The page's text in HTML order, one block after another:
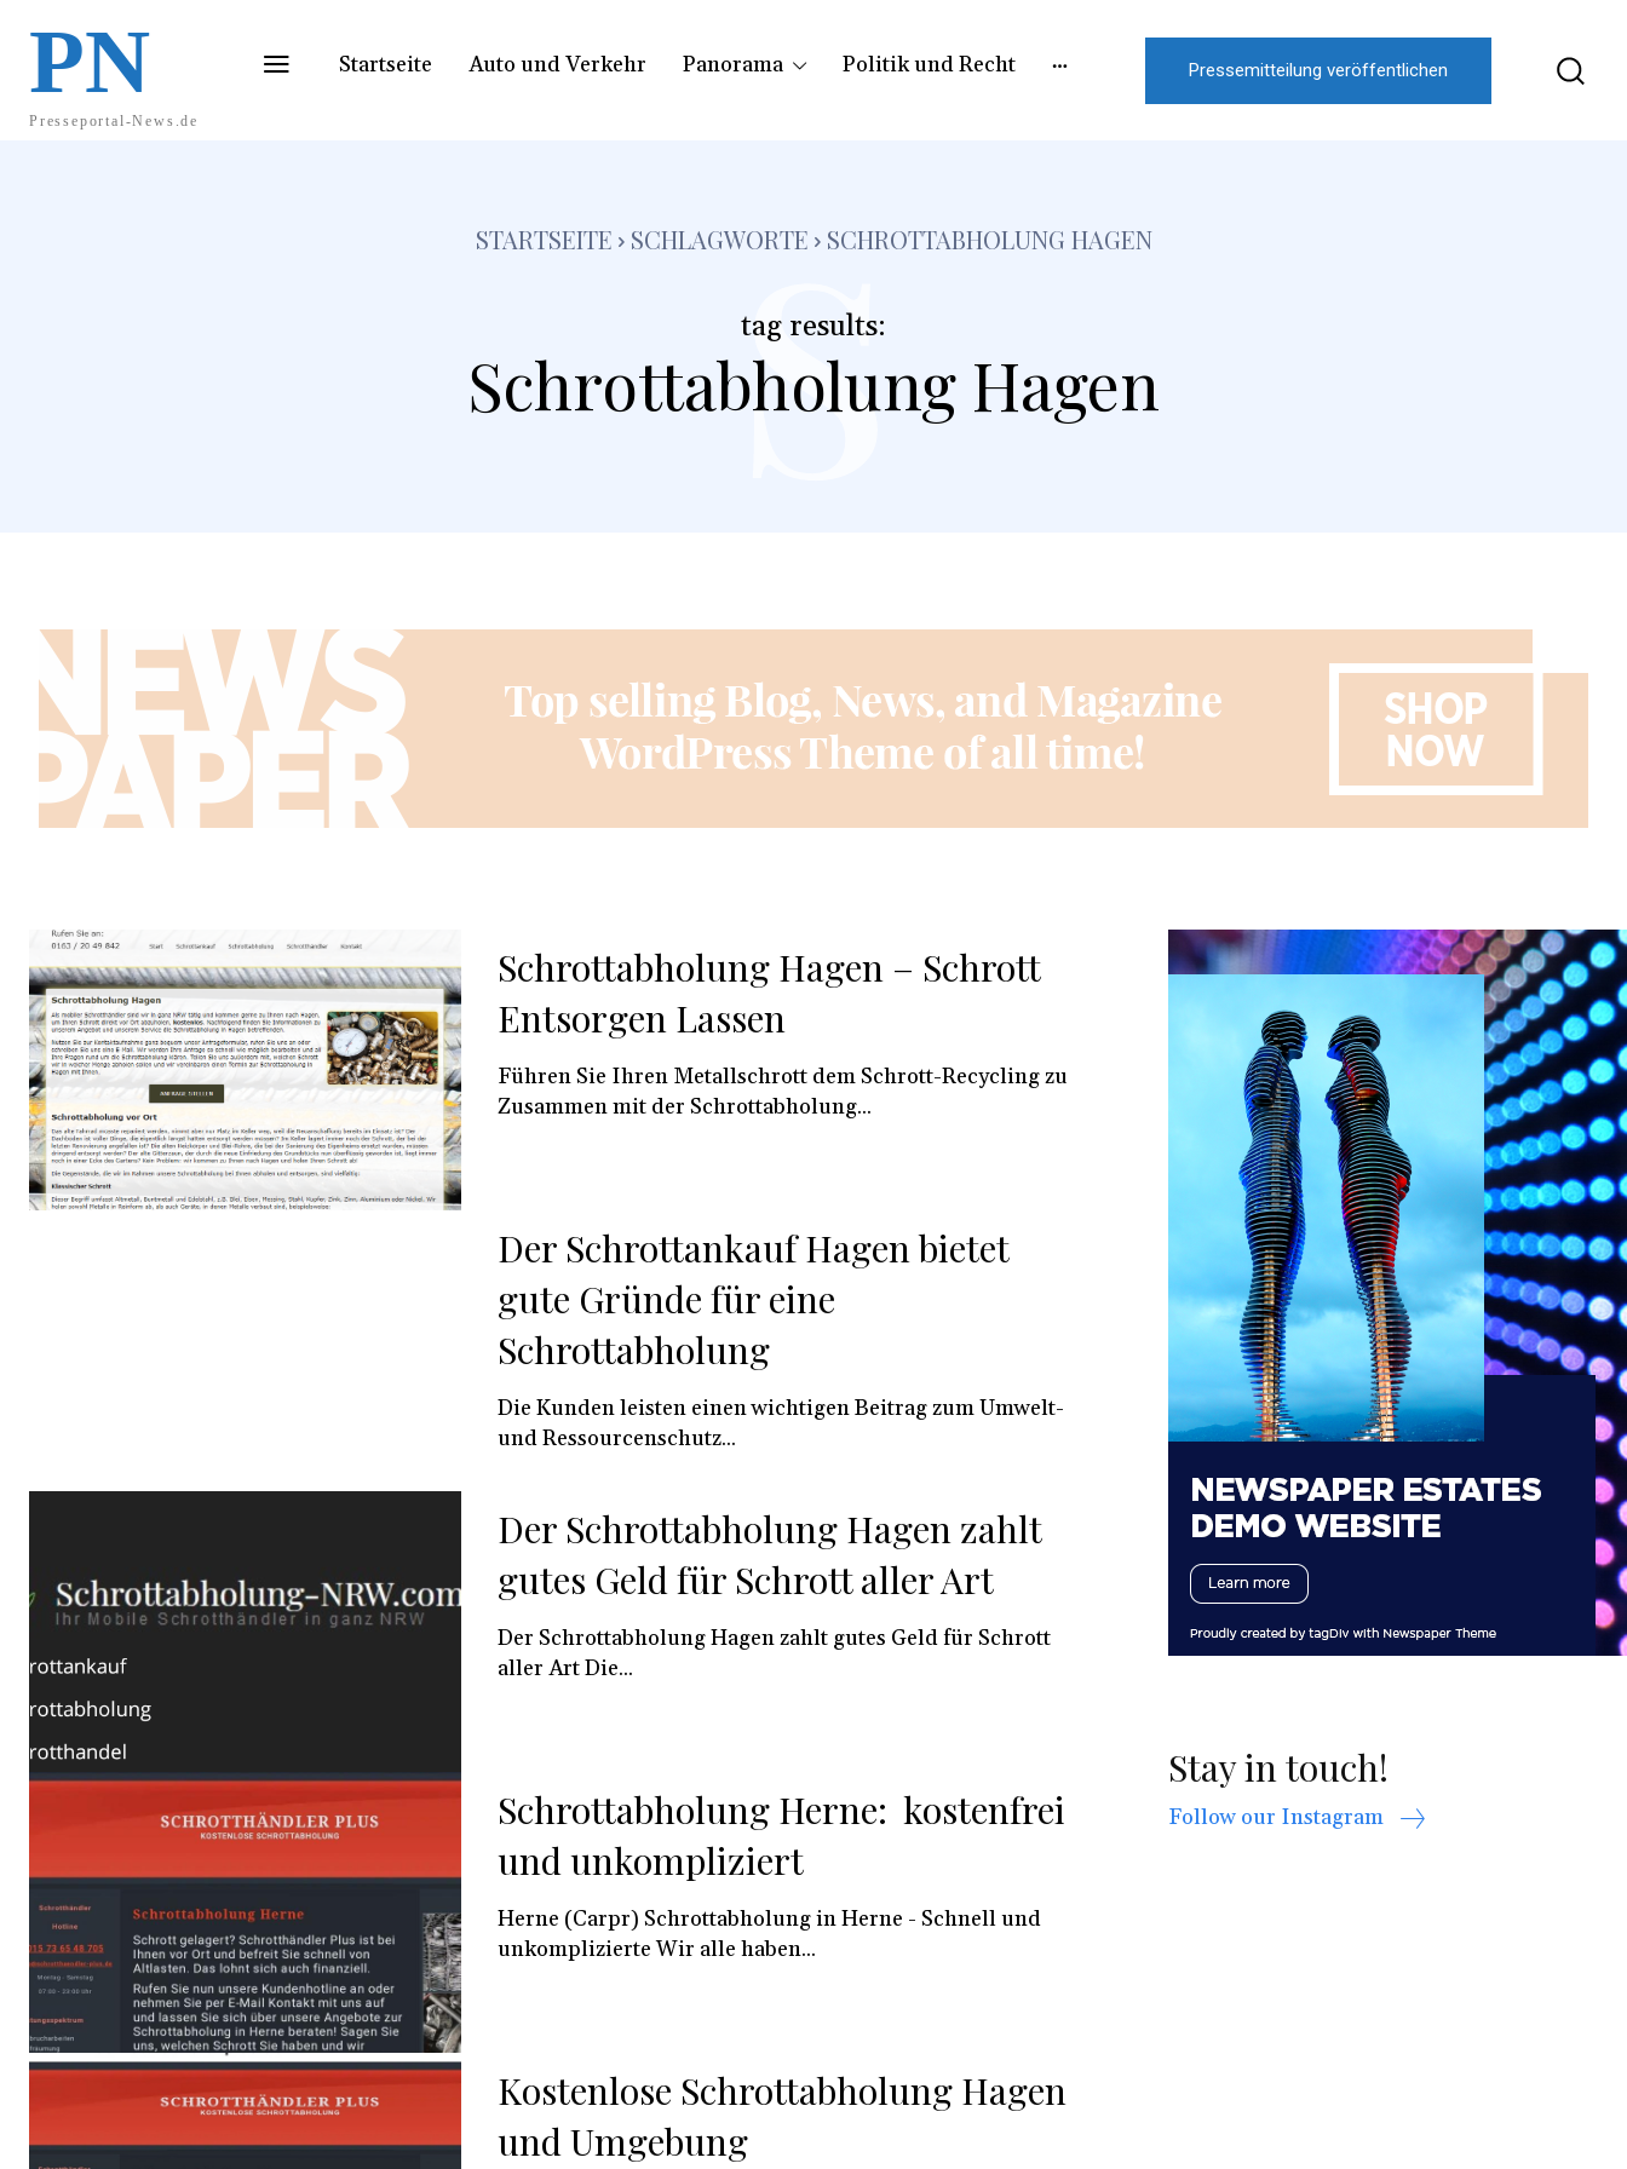
PN
Presseportal-News.de
Startseite Auto und Verkehr Panorama Politik und Recht Pressemitteilung veröffentlichen
STARTSEITE SCHLAGWORTE SCHROTTABHOLUNG HAGEN
tag results:
Schrottabholung Hagen
s
Schrottabholung Hagen – Schrott
Entsorgen Lassen
Führen Sie Ihren Metallschrott dem Schrott-Recycling zu
Zusammen mit der Schrottabholung...
Der Schrottankauf Hagen bietet
gute Gründe für eine
Schrottabholung
Die Kunden leisten einen wichtigen Beitrag zum Umwelt-
und Ressourcenschutz...
Der Schrottabholung Hagen zahlt
gutes Geld für Schrott aller Art
Der Schrottabholung Hagen zahlt gutes Geld für Schrott
aller Art Die...
Schrottabholung Herne: kostenfrei
und unkompliziert
Herne (Carpr) Schrottabholung in Herne - Schnell und
unkomplizierte Wir alle haben...
Kostenlose Schrottabholung Hagen
und Umgebung
Stay in touch!
Follow our Instagram